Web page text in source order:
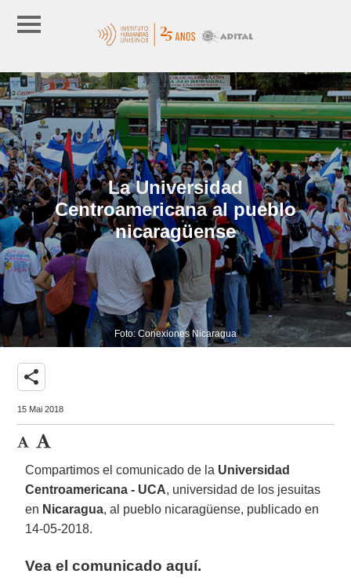
La Universidad
Centroamericana al pueblo
nicaragüense
Foto: Conexiones Nicaragua
share
15 Mai 2018
Compartimos el comunicado de la Universidad
Centroamericana - UCA, universidad de los jesuitas
en Nicaragua, al pueblo nicaragüense, publicado en
14-05-2018.
Vea el comunicado aquí.